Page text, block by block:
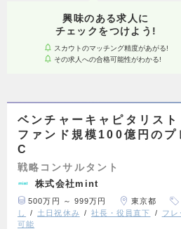
興味のある求人に
チェックをつけよう!
スカウトのマッチング精度があがる!
その求人への合格可能性がわかる!
ベンチャーキャピタリスト
ファンド規模100億円のプ
C
戦略コンサルタント
株式会社mint
500万円 ～ 999万円 東京都
し
土日祝休み 社長・役員直下 フレ
可能